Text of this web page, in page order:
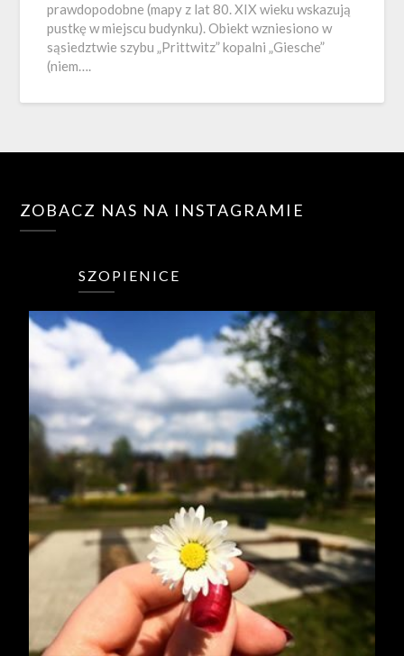
prawdopodobne (mapy z lat 80. XIX wieku wskazują
pustkę w miejscu budynku). Obiekt wzniesiono w
sąsiedztwie szybu „Prittwitz” kopalni „Giesche”
(niem….
ZOBACZ NAS NA INSTAGRAMIE
SZOPIENICE